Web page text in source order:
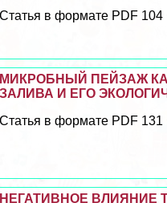
Статья в формате PDF 104
МИКРОБНЫЙ ПЕЙЗАЖ
ЗАЛИВА И ЕГО
Статья в формате PDF 131
НЕГАТИВНОЕ ВЛИЯНИЕ